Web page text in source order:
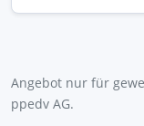
Angebot nur für
ppedv AG.